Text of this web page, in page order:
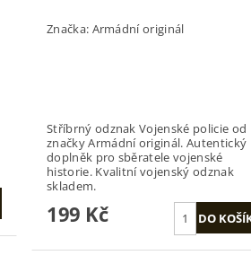
Značka: Armádní originál
Stříbrný odznak Vojenské policie od
značky Armádní originál. Autentický
doplněk pro sběratele vojenské
historie. Kvalitní vojenský odznak
skladem.
199 Kč